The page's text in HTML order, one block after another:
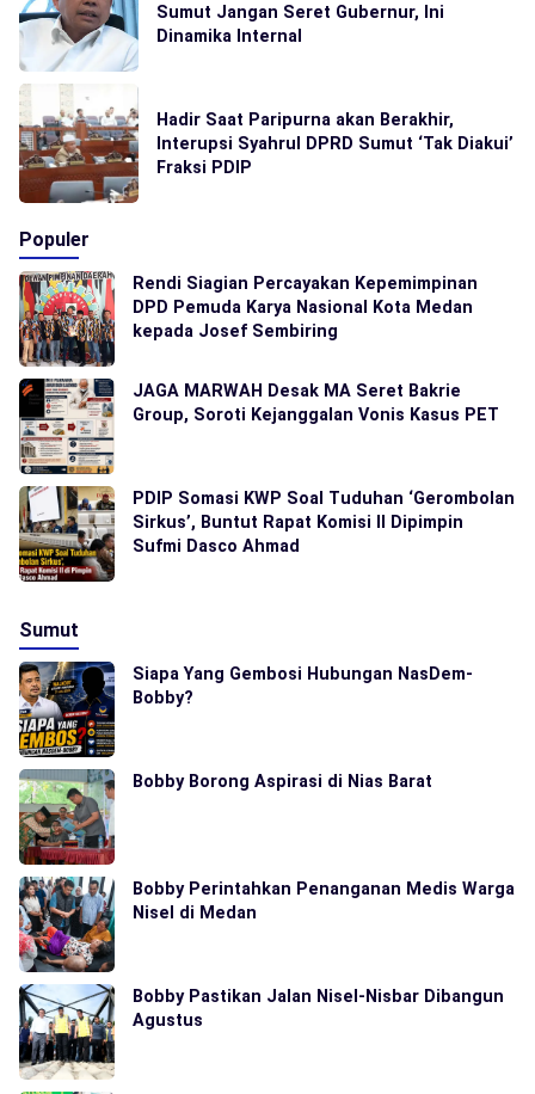
Sumut Jangan Seret Gubernur, Ini
Dinamika Internal
Hadir Saat Paripurna akan Berakhir,
Interupsi Syahrul DPRD Sumut ‘Tak Diakui’
Fraksi PDIP
Populer
Rendi Siagian Percayakan Kepemimpinan
DPD Pemuda Karya Nasional Kota Medan
kepada Josef Sembiring
JAGA MARWAH Desak MA Seret Bakrie
Group, Soroti Kejanggalan Vonis Kasus PET
PDIP Somasi KWP Soal Tuduhan ‘Gerombolan
Sirkus’, Buntut Rapat Komisi II Dipimpin
Sufmi Dasco Ahmad
Sumut
Siapa Yang Gembosi Hubungan NasDem-
Bobby?
Bobby Borong Aspirasi di Nias Barat
Bobby Perintahkan Penanganan Medis Warga
Nisel di Medan
Bobby Pastikan Jalan Nisel-Nisbar Dibangun
Agustus